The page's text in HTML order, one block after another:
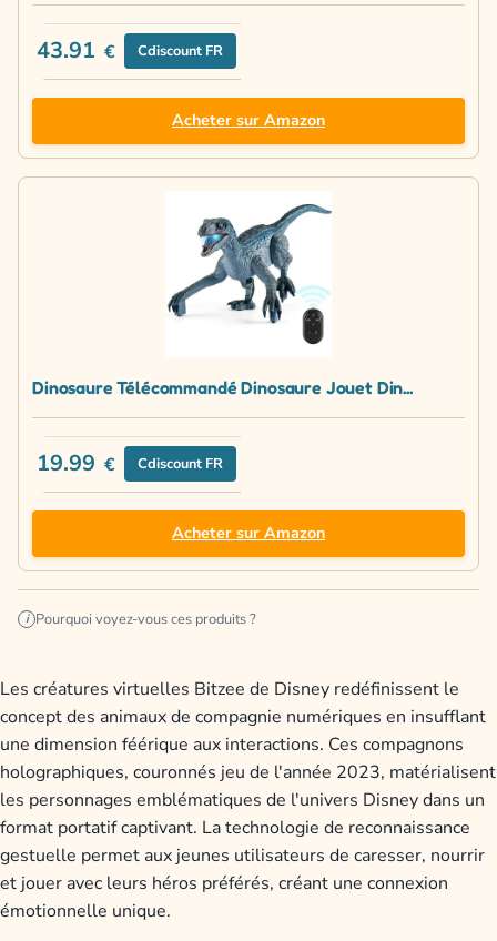
43.91 € Cdiscount FR
Acheter sur Amazon
Dinosaure Télécommandé Dinosaure Jouet Din...
19.99 € Cdiscount FR
Acheter sur Amazon
i Pourquoi voyez-vous ces produits ?
Les créatures virtuelles Bitzee de Disney redéfinissent le
concept des animaux de compagnie numériques en insufflant
une dimension féérique aux interactions. Ces compagnons
holographiques, couronnés jeu de l'année 2023, matérialisent
les personnages emblématiques de l'univers Disney dans un
format portatif captivant. La technologie de reconnaissance
gestuelle permet aux jeunes utilisateurs de caresser, nourrir
et jouer avec leurs héros préférés, créant une connexion
émotionnelle unique.